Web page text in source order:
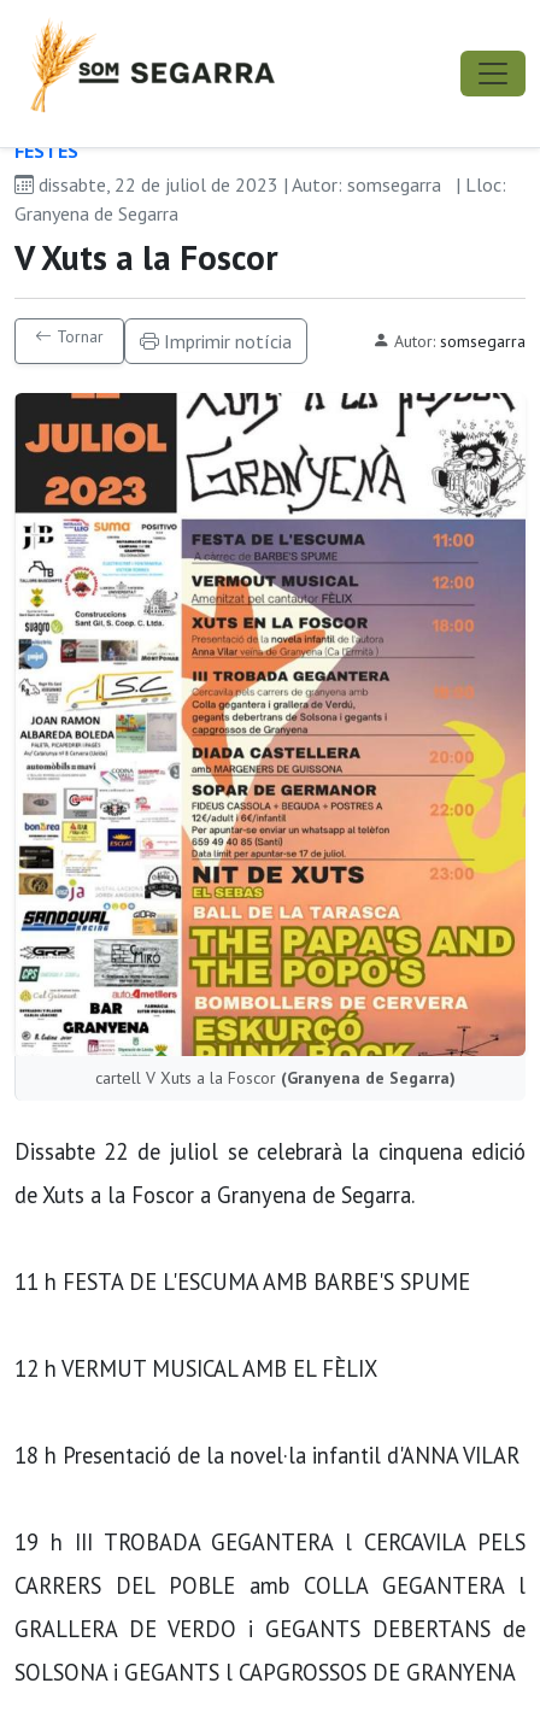
FESTES
dissabte, 22 de juliol de 2023 | Autor: somsegarra
| Lloc:
Granyena de Segarra
V Xuts a la Foscor
Tornar Imprimir notícia Autor: somsegarra
cartell V Xuts a la Foscor (Granyena de Segarra)
Dissabte 22 de juliol se celebrarà la cinquena edició
de Xuts a la Foscor a Granyena de Segarra.
11 h FESTA DE L'ESCUMA AMB BARBE'S SPUME
12 h VERMUT MUSICAL AMB EL FÈLIX
18 h Presentació de la novel·la infantil d'ANNA VILAR
19 h III TROBADA GEGANTERA l CERCAVILA PELS
CARRERS DEL POBLE amb COLLA GEGANTERA l
GRALLERA DE VERDO i GEGANTS DEBERTANS de
SOLSONA i GEGANTS l CAPGROSSOS DE GRANYENA